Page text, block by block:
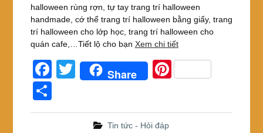
halloween rùng rợn, tự tay trang trí halloween
handmade, cớ thể trang trí halloween bằng giấy, trang
trí halloween cho lớp học, trang trí halloween cho
quán cafe,…Tiết lộ cho bạn Xem chi tiết
F
a
c
T
Share
Pi
h
Tin tức - Hỏi đáp